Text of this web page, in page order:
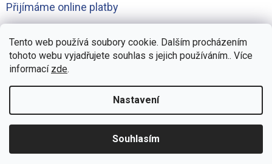
Tento web používá soubory cookie. Dalším procházením
tohoto webu vyjadřujete souhlas s jejich používáním.. Více
informací zde.
Nastavení
Souhlasím
Přijímáme online platby
vyhrazena.